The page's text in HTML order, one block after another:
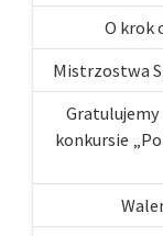
O krok
Mistrzostwa
Gratulujemy
konkursie